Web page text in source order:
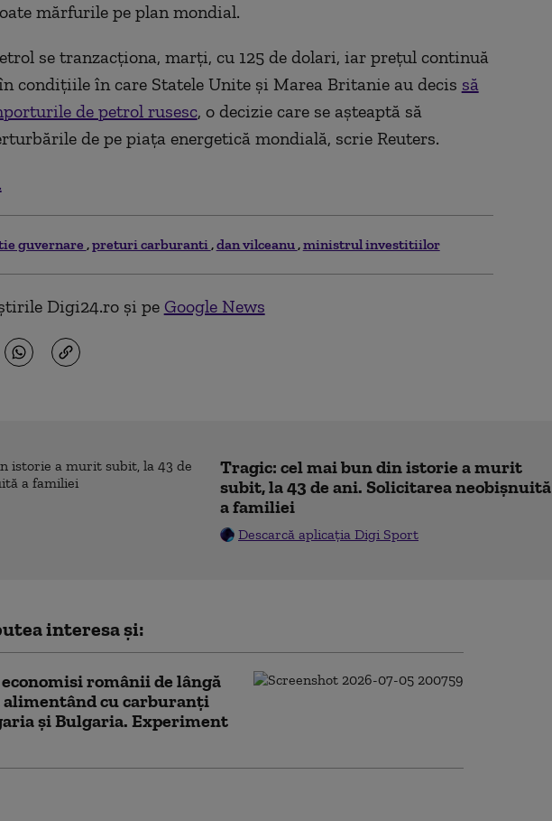
mărfurile pe plan mondial.
se tranzacţiona, marţi, cu 125 de dolari, iar prețul continuă
condițiile în care Statele Unite și Marea Britanie au decis să
de petrol rusesc, o decizie care se așteaptă să
de pe piața energetică mondială, scrie Reuters.
guvernare preturi carburanti dan vilceanu ministrul investitiilor
Digi24.ro și pe Google News
Tragic: cel mai bun din istorie a murit
subit, la 43 de ani. Solicitarea neobișnuită
a familiei
Descarcă aplicația Digi Sport
interesa și:
românii de lângă
cu carburanți
și Bulgaria. Experiment